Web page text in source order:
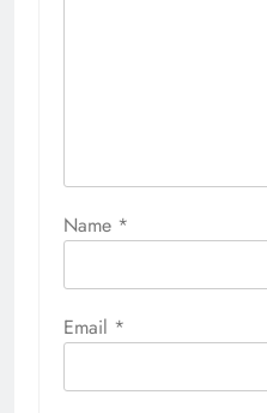
Name *
Email *